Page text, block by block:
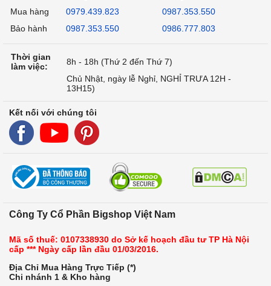
Mua hàng
0979.439.823
0987.353.550
Bảo hành
0987.353.550 0986.777.803
Thời gian
làm việc:
8h - 18h (Thứ 2 đến Thứ 7)
Chủ Nhật, ngày lễ Nghỉ, NGHỈ TRƯA 12H -
13H15)
Kết nối với chúng tôi
Công Ty Cổ Phần Bigshop Việt Nam
Mã số thuế: 0107338930 do Sở kế hoạch đầu tư TP Hà Nội
cấp *** Ngày cấp lần đầu 01/03/2016.
Địa Chỉ Mua Hàng Trực Tiếp (*)
Chi nhánh 1 & Kho hàng